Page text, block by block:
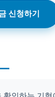
신청하기